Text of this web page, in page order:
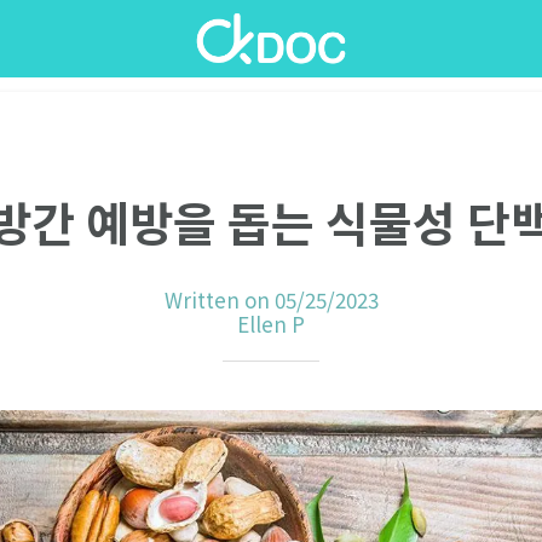
간 예방을 돕는 식물성 단
Written on 05/25/2023
Ellen P